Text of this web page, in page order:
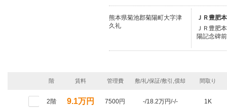
熊本県菊池郡菊陽町大字津
久礼
ＪＲ豊肥
ＪＲ豊肥
陽記念碑
階 賃料 管理費 敷/礼/保証/敷引,償却 間取り
2階 9.1万円 7500円 -/18.2万円/-/- 1K